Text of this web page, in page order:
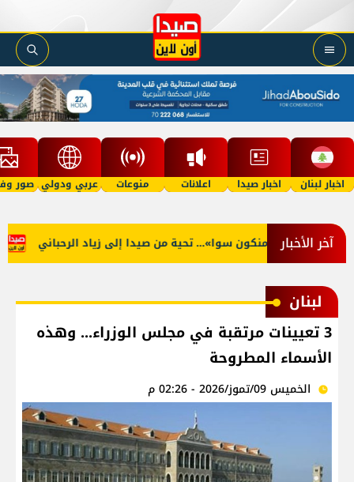
اخبار لبنان اخبار صيدا اعلانات منوعات عربي ودولي صور
آخر الأخبار
مرّة… ما منكون سوا»… تحية من صيدا إلى زياد الرحباني
لبنان
3 تعيينات مرتقبة في مجلس الوزراء... وهذه
الأسماء المطروحة
الخميس 09/تموز/2026 - 02:26 م